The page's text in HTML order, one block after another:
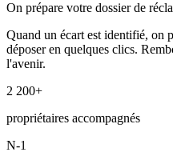
On prépare votre dossier de
Quand un écart est identifié, on
déposer en quelques clics.
l'avenir.
2 200+
propriétaires accompagnés
N-1